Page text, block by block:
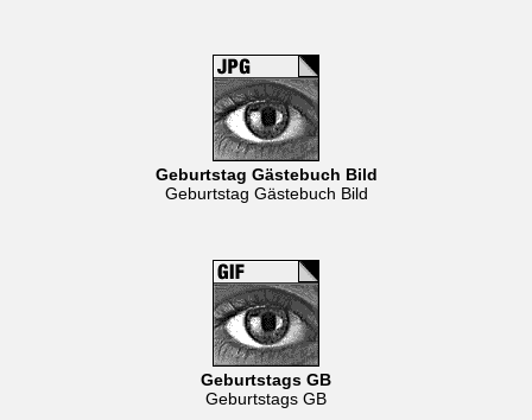
Geburtstag Gästebuch Bild
Geburtstag Gästebuch Bild
Geburtstags GB
Geburtstags GB